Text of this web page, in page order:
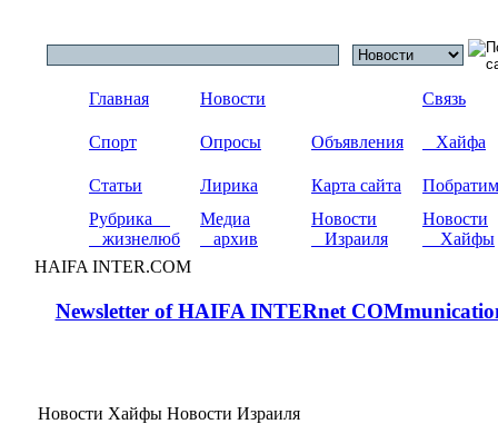
Главная Новости Связь
Спорт Опросы Объявления Хайфа
Статьи Лирика Карта сайта
Рубрика
жизнелюб
Медиа
архив
Новости
Израиля
Новости
Хайфы
HAIFA INTER.COM
Newsletter of HAIFA INTERnet
Новости Хайфы Новости Израиля